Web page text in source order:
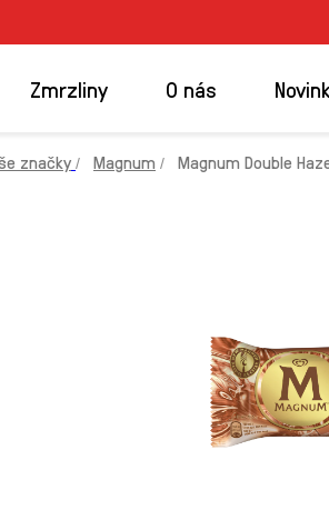
Zmrzliny O nás
značky Magnum Magnum Double